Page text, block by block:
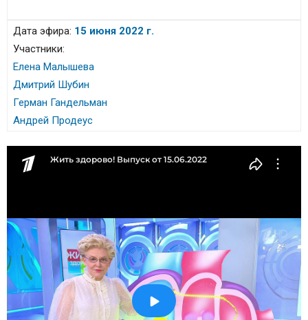
Дата эфира: 15 июня 2022 г.
Участники:
Елена Малышева
Дмитрий Шубин
Герман Гандельман
Андрей Продеус